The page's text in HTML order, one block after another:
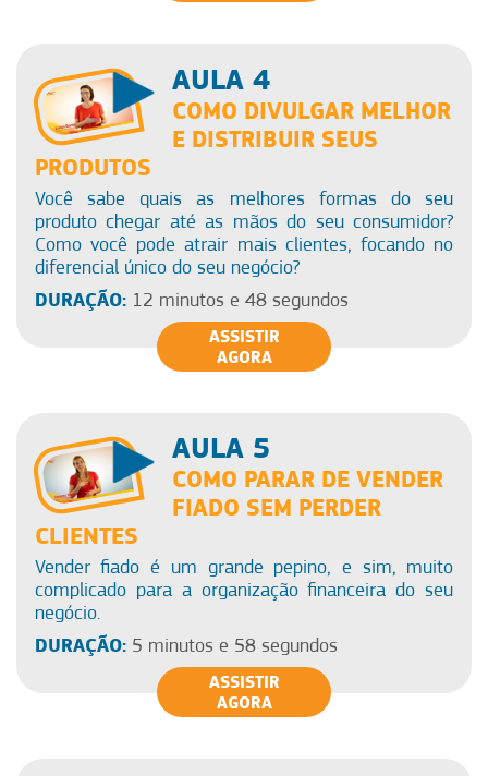
AULA 4
COMO DIVULGAR MELHOR
E DISTRIBUIR SEUS
PRODUTOS
Você sabe quais as melhores formas do seu
produto chegar até as mãos do seu consumidor?
Como você pode atrair mais clientes, focando no
diferencial único do seu negócio?
DURAÇÃO:12 minutos e 48 segundos
ASSISTIR
AGORA
AULA 5
COMO PARAR DE VENDER
FIADO SEM PERDER
CLIENTES
Vender fiado é um grande pepino, e sim, muito
complicado para a organização financeira do seu
negócio.
DURAÇÃO:5 minutos e 58 segundos
ASSISTIR
AGORA